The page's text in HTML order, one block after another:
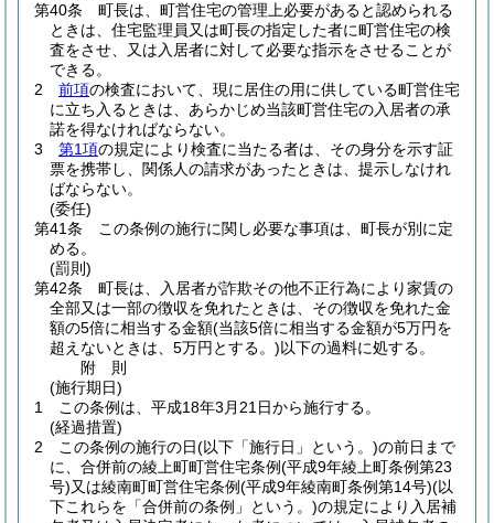
第40条
町長は、町営住宅の管理上必要があると認められる
ときは、住宅監理員又は町長の指定した者に町営住宅の検
査をさせ、又は入居者に対して必要な指示をさせることが
できる。
2
前項の検査において、現に居住の用に供している町営住宅
に立ち入るときは、あらかじめ当該町営住宅の入居者の承
諾を得なければならない。
3
第1項の規定により検査に当たる者は、その身分を示す証
票を携帯し、関係人の請求があったときは、提示しなけれ
ばならない。
(委任)
第41条
この条例の施行に関し必要な事項は、町長が別に定
める。
(罰則)
第42条
町長は、入居者が詐欺その他不正行為により家賃の
全部又は一部の徴収を免れたときは、その徴収を免れた金
額の5倍に相当する金額(当該5倍に相当する金額が5万円を
超えないときは、5万円とする。)以下の過料に処する。
附 則
(施行期日)
1
この条例は、平成18年3月21日から施行する。
(経過措置)
2
この条例の施行の日(以下「施行日」という。)の前日まで
に、合併前の綾上町町営住宅条例(平成9年綾上町条例第23
号)又は綾南町町営住宅条例(平成9年綾南町条例第14号)(以
下これらを「合併前の条例」という。)の規定により入居補